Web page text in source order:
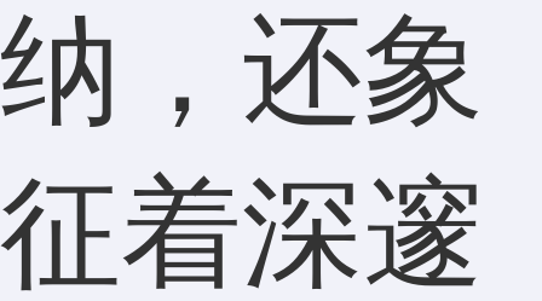
纳，还象
征着深邃